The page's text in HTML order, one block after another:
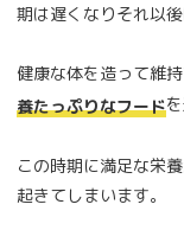
期は遅くなりそれ以
健康な体を造って維
養たっぷりなフード
この時期に満足な栄
起きてしまいます。